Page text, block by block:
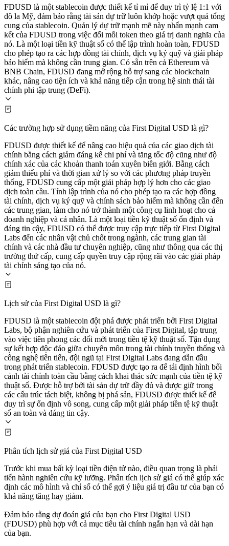
FDUSD là một stablecoin được thiết kế tỉ mỉ để duy trì tỷ lệ 1:1 với
đô la Mỹ, đảm bảo rằng tài sản dự trữ luôn khớp hoặc vượt quá tổng
cung của stablecoin. Quản lý dự trữ mạnh mẽ này nhấn mạnh cam
kết của FDUSD trong việc đổi mỗi token theo giá trị danh nghĩa của
nó. Là một loại tiền kỹ thuật số có thể lập trình hoàn toàn, FDUSD
cho phép tạo ra các hợp đồng tài chính, dịch vụ ký quỹ và giải pháp
bảo hiểm mà không cần trung gian. Có sẵn trên cả Ethereum và
BNB Chain, FDUSD đang mở rộng hỗ trợ sang các blockchain
khác, nâng cao tiện ích và khả năng tiếp cận trong hệ sinh thái tài
chính phi tập trung (DeFi).
Các trường hợp sử dụng tiềm năng của First Digital USD là gì?
FDUSD được thiết kế để nâng cao hiệu quả của các giao dịch tài
chính bằng cách giảm đáng kể chi phí và tăng tốc độ cũng như độ
chính xác của các khoản thanh toán xuyên biên giới. Bằng cách
giảm thiểu phí và thời gian xử lý so với các phương pháp truyền
thống, FDUSD cung cấp một giải pháp hợp lý hơn cho các giao
dịch toàn cầu. Tính lập trình của nó cho phép tạo ra các hợp đồng
tài chính, dịch vụ ký quỹ và chính sách bảo hiểm mà không cần đến
các trung gian, làm cho nó trở thành một công cụ linh hoạt cho cả
doanh nghiệp và cá nhân. Là một loại tiền kỹ thuật số ổn định và
đáng tin cậy, FDUSD có thể được truy cập trực tiếp từ First Digital
Labs đến các nhân vật chủ chốt trong ngành, các trung gian tài
chính và các nhà đầu tư chuyên nghiệp, cũng như thông qua các thị
trường thứ cấp, cung cấp quyền truy cập rộng rãi vào các giải pháp
tài chính sáng tạo của nó.
Lịch sử của First Digital USD là gì?
FDUSD là một stablecoin đột phá được phát triển bởi First Digital
Labs, bộ phận nghiên cứu và phát triển của First Digital, tập trung
vào việc tiên phong các đổi mới trong tiền tệ kỹ thuật số. Tận dụng
sự kết hợp độc đáo giữa chuyên môn trong tài chính truyền thống và
công nghệ tiên tiến, đội ngũ tại First Digital Labs đang dẫn đầu
trong phát triển stablecoin. FDUSD được tạo ra để tái định hình bối
cảnh tài chính toàn cầu bằng cách khai thác sức mạnh của tiền tệ kỹ
thuật số. Được hỗ trợ bởi tài sản dự trữ đầy đủ và được giữ trong
các cấu trúc tách biệt, không bị phá sản, FDUSD được thiết kế để
duy trì sự ổn định vô song, cung cấp một giải pháp tiền tệ kỹ thuật
số an toàn và đáng tin cậy.
Phân tích lịch sử giá của First Digital USD
Trước khi mua bất kỳ loại tiền điện tử nào, điều quan trọng là phải
tiến hành nghiên cứu kỹ lưỡng. Phân tích lịch sử giá có thể giúp xác
định các mô hình và chỉ số có thể gợi ý liệu giá trị đầu tư của bạn có
khả năng tăng hay giảm.
Đảm bảo rằng dự đoán giá của bạn cho First Digital USD
(FDUSD) phù hợp với cả mục tiêu tài chính ngắn hạn và dài hạn
của bạn.